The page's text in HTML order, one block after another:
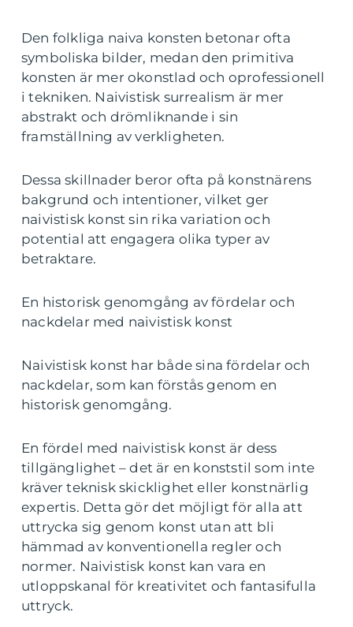
Den folkliga naiva konsten betonar ofta
symboliska bilder, medan den primitiva
konsten är mer okonstlad och oprofessionell
i tekniken. Naivistisk surrealism är mer
abstrakt och drömliknande i sin
framställning av verkligheten.
Dessa skillnader beror ofta på konstnärens
bakgrund och intentioner, vilket ger
naivistisk konst sin rika variation och
potential att engagera olika typer av
betraktare.
En historisk genomgång av fördelar och
nackdelar med naivistisk konst
Naivistisk konst har både sina fördelar och
nackdelar, som kan förstås genom en
historisk genomgång.
En fördel med naivistisk konst är dess
tillgänglighet – det är en konststil som inte
kräver teknisk skicklighet eller konstnärlig
expertis. Detta gör det möjligt för alla att
uttrycka sig genom konst utan att bli
hämmad av konventionella regler och
normer. Naivistisk konst kan vara en
utloppskanal för kreativitet och fantasifulla
uttryck.